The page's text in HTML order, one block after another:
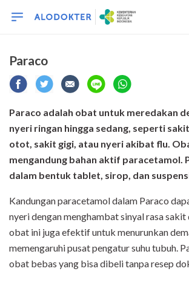
Paraco
Paraco adalah obat untuk meredakan
nyeri ringan hingga sedang, seperti
otot, sakit gigi, atau nyeri akibat flu.
mengandung bahan aktif paracetamol.
dalam bentuk tablet, sirop, dan
Kandungan paracetamol dalam Paraco
nyeri dengan menghambat sinyal rasa sakit
obat ini juga efektif untuk menurunkan
memengaruhi pusat pengatur suhu tubuh.
obat bebas yang bisa dibeli tanpa resep